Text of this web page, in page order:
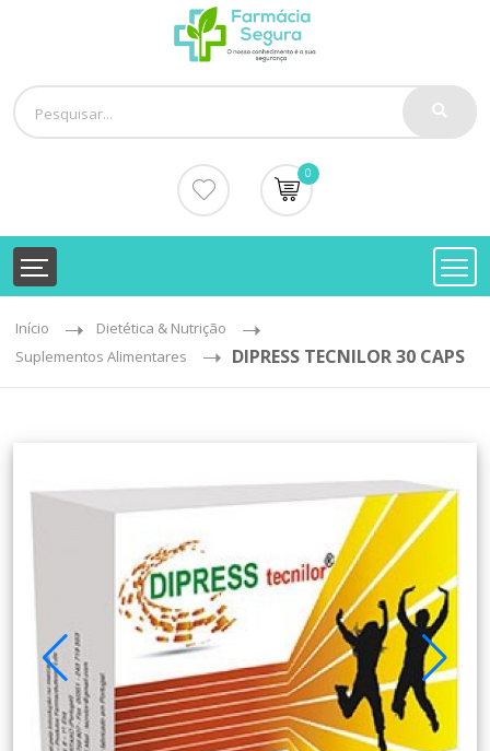
0
Início
Dietética & Nutrição
Suplementos Alimentares
DIPRESS TECNILOR 30 CAPS